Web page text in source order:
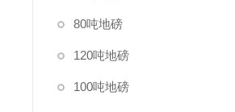
80吨地磅
120吨地磅
100吨地磅